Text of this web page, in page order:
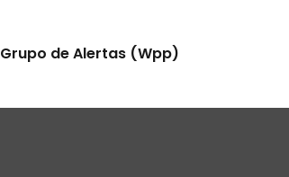
Grupo de Alertas (Wpp)